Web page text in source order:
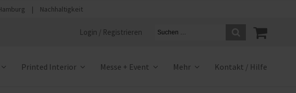
| Nachhaltigkeit
Login / Registrieren
Printed Interior Messe + Event Mehr Kontakt / Hilfe